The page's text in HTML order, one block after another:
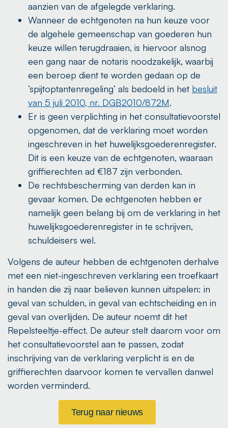
aanzien van de afgelegde verklaring.
Wanneer de echtgenoten na hun keuze voor
de algehele gemeenschap van goederen hun
keuze willen terugdraaien, is hiervoor alsnog
een gang naar de notaris noodzakelijk, waarbij
een beroep dient te worden gedaan op de
‘spijtoptantenregeling’ als bedoeld in het besluit
van 5 juli 2010, nr. DGB2010/872M.
Er is geen verplichting in het consultatievoorstel
opgenomen, dat de verklaring moet worden
ingeschreven in het huwelijksgoederenregister.
Dit is een keuze van de echtgenoten, waaraan
griffierechten ad €187 zijn verbonden.
De rechtsbescherming van derden kan in
gevaar komen. De echtgenoten hebben er
namelijk geen belang bij om de verklaring in het
huwelijksgoederenregister in te schrijven,
schuldeisers wel.
Volgens de auteur hebben de echtgenoten derhalve
met een niet-ingeschreven verklaring een troefkaart
in handen die zij naar believen kunnen uitspelen: in
geval van schulden, in geval van echtscheiding en in
geval van overlijden. De auteur noemt dit het
Repelsteeltje-effect. De auteur stelt daarom voor om
het consultatievoorstel aan te passen, zodat
inschrijving van de verklaring verplicht is en de
griffierechten daarvoor komen te vervallen danwel
worden verminderd.
Terug naar nieuws